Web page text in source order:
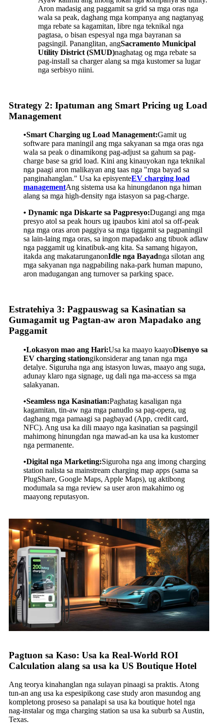
Aron madasig ang paggamit sa grid sa mga oras nga
wala sa peak, daghang mga kompanya ang nagtanyag
mga rebate sa kagamitan, libre nga teknikal nga
pagtasa, o bisan espesyal nga mga bayranan sa
pagsingil. Pananglitan, angSacramento Municipal
Utility District (SMUD)naghatag og mga rebate sa
pag-install sa charger alang sa mga kustomer sa lugar
nga serbisyo niini.
Strategy 2: Ipatuman ang Smart Pricing ug Load
Management
•Smart Charging ug Load Management:Gamit ug
software para maningil ang mga sakyanan sa mga oras nga
wala sa peak o dinamikong pag-adjust sa gahum sa pag-
charge base sa grid load. Kini ang kinauyokan nga teknikal
nga paagi aron malikayan ang taas nga "mga bayad sa
panginahanglan." Usa ka episyenteEV charging load
managementAng sistema usa ka hinungdanon nga himan
alang sa mga high-density nga istasyon sa pag-charge.
• Dynamic nga Diskarte sa Pagpresyo:Dugangi ang mga
presyo atol sa peak hours ug ipaubos kini atol sa off-peak
nga mga oras aron paggiya sa mga tiggamit sa pagpaningil
sa lain-laing mga oras, sa ingon mapadako ang tibuok adlaw
nga paggamit ug kinatibuk-ang kita. Sa samang higayon,
itakda ang makatarunganonIdle nga Bayadnga silotan ang
mga sakyanan nga nagpabiling naka-park human mapuno,
aron madugangan ang turnover sa parking space.
Estratehiya 3: Pagpauswag sa Kasinatian sa
Gumagamit ug Pagtan-aw aron Mapadako ang
Paggamit
•Lokasyon mao ang Hari:Usa ka maayo kaayoDisenyo sa
EV charging stationgikonsiderar ang tanan nga mga
detalye. Siguruha nga ang istasyon luwas, maayo ang suga,
adunay klaro nga signage, ug dali nga ma-access sa mga
salakyanan.
•Seamless nga Kasinatian:Paghatag kasaligan nga
kagamitan, tin-aw nga mga panudlo sa pag-opera, ug
daghang mga pamaagi sa pagbayad (App, credit card,
NFC). Ang usa ka dili maayo nga kasinatian sa pagsingil
mahimong hinungdan nga mawad-an ka usa ka kustomer
nga permanente.
•Digital nga Marketing:Siguroha nga ang imong charging
station nalista sa mainstream charging map apps (sama sa
PlugShare, Google Maps, Apple Maps), ug aktibong
modumala sa mga review sa user aron makahimo og
maayong reputasyon.
Pagtuon sa Kaso: Usa ka Real-World ROI
Calculation alang sa usa ka US Boutique Hotel
Ang teorya kinahanglan nga sulayan pinaagi sa praktis. Atong
tun-an ang usa ka espesipikong case study aron masundog ang
kompletong proseso sa panalapi sa usa ka boutique hotel nga
nag-instalar og mga charging station sa usa ka suburb sa Austin,
Texas.